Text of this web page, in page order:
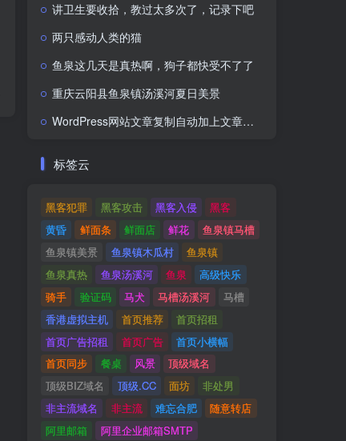
讲卫生要收拾，教过太多次了，记录下吧
两只感动人类的猫
鱼泉这几天是真热啊，狗子都快受不了了
重庆云阳县鱼泉镇汤溪河夏日美景
WordPress网站文章复制自动加上文章网址出处链接
标签云
黑客犯罪 黑客攻击 黑客入侵
黑客
黄昏
鲜面条 鲜面店 鲜花
鱼泉镇马槽
鱼泉镇美景
鱼泉镇木瓜村
鱼泉镇
鱼泉真热
鱼泉汤溪河 鱼泉
高级快乐
骑手
验证码 马犬 马槽汤溪河
马槽
香港虚拟主机
首页推荐
首页招租
首页广告招租
首页广告
首页小横幅
首页同步
餐桌 风景
顶级域名
顶级BIZ域名
顶级.CC 面坊
非处男
非主流域名
非主流 难忘合肥
随意转店
阿里邮箱
阿里企业邮箱SMTP